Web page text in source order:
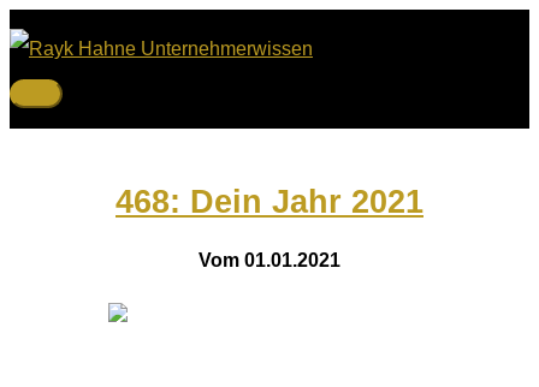
Zum
Inhalt
springen
Hauptmenü
468: Dein Jahr 2021
Vom 01.01.2021